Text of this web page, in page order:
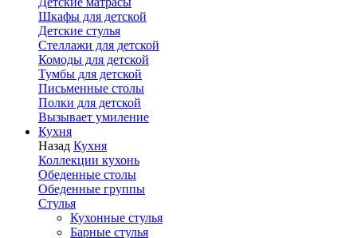
Шкафы для детской
Детские стулья
Стеллажи для детской
Комоды для детской
Тумбы для детской
Письменные столы
Полки для детской
Вызывает умиление
Кухня
Назад Кухня
Коллекции кухонь
Обеденные столы
Обеденные группы
Стулья
Кухонные стулья
Барные стулья